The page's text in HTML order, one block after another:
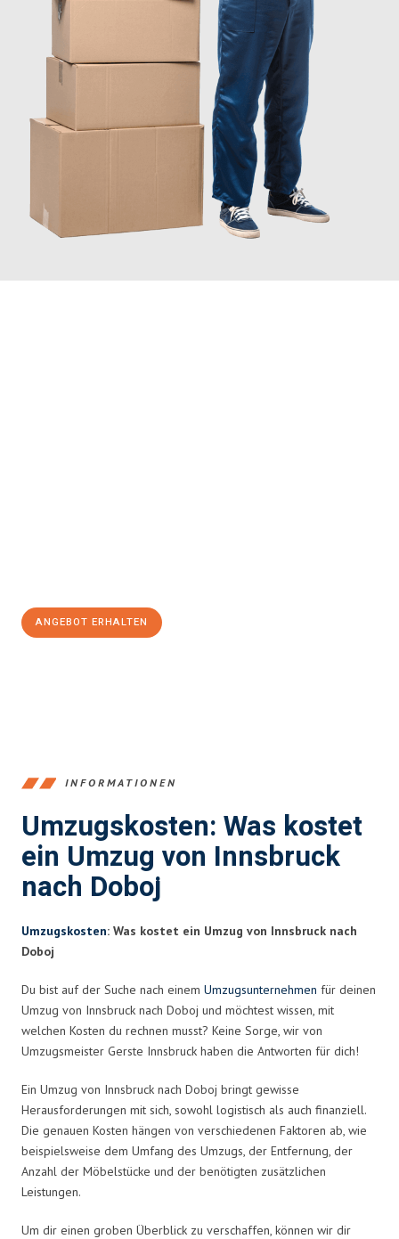
ANGEBOT ERHALTEN
INFORMATIONEN
Umzugskosten: Was kostet
ein Umzug von Innsbruck
nach Doboj
Umzugskosten: Was kostet ein Umzug von Innsbruck nach
Doboj
Du bist auf der Suche nach einem Umzugsunternehmen für deinen
Umzug von Innsbruck nach Doboj und möchtest wissen, mit
welchen Kosten du rechnen musst? Keine Sorge, wir von
Umzugsmeister Gerste Innsbruck haben die Antworten für dich!
Ein Umzug von Innsbruck nach Doboj bringt gewisse
Herausforderungen mit sich, sowohl logistisch als auch finanziell.
Die genauen Kosten hängen von verschiedenen Faktoren ab, wie
beispielsweise dem Umfang des Umzugs, der Entfernung, der
Anzahl der Möbelstücke und der benötigten zusätzlichen
Leistungen.
Um dir einen groben Überblick zu verschaffen, können wir dir